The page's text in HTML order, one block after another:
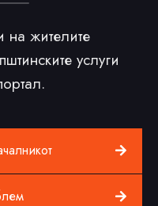
на жителите
услуги